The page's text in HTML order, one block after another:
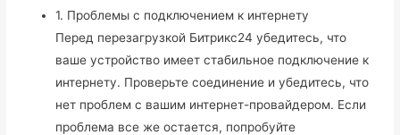
1. Проблемы с подключением к интернету
Перед перезагрузкой Битрикс24 убедитесь, что
ваше устройство имеет стабильное подключение к
интернету. Проверьте соединение и убедитесь, что
нет проблем с вашим интернет-провайдером. Если
проблема все же остается, попробуйте